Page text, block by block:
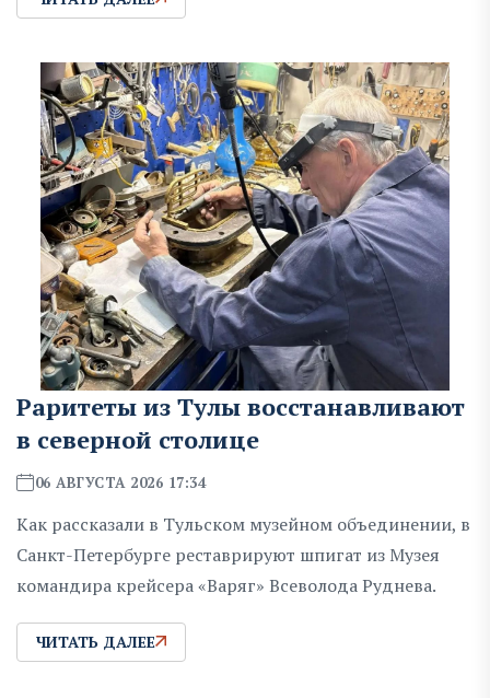
Раритеты из Тулы восстанавливают
в северной столице
06 АВГУСТА 2026 17:34
Как рассказали в Тульском музейном объединении, в
Санкт-Петербурге реставрируют шпигат из Музея
командира крейсера «Варяг» Всеволода Руднева.
ЧИТАТЬ ДАЛЕЕ